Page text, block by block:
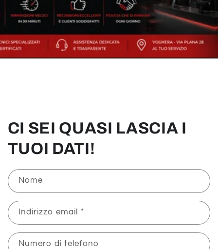
CI SEI QUASI LASCIA I
TUOI DATI!
Nome
Indirizzo email *
Numero di telefono